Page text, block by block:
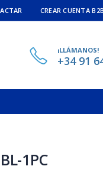
CREAR CUENTA B2B
¡LLÁMANOS!
+34 91
1PC